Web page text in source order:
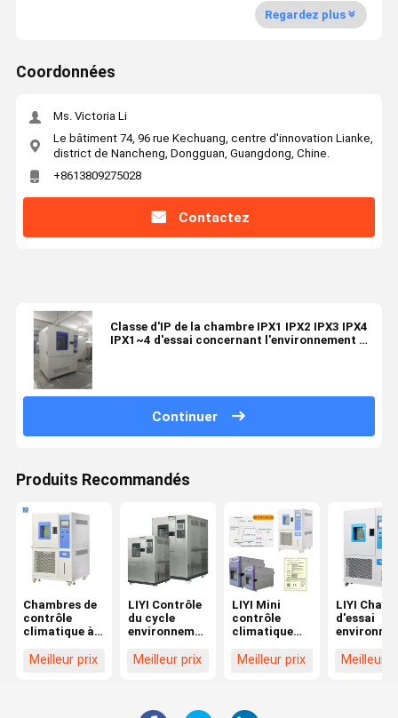
Regardez plus
Coordonnées
Ms. Victoria Li
Le bâtiment 74, 96 rue Kechuang, centre d'innovation Lianke,
district de Nancheng, Dongguan, Guangdong, Chine.
+8613809275028
Contactez
Classe d'IP de la chambre IPX1 IPX2 IPX3 IPX4
IPX1~4 d'essai concernant l'environnement de
Continuer
Produits Recommandés
Chambres de
contrôle
climatique à
et humidité
Meilleur prix
LIYI Contrôle
du cycle
environnemental
Chambre
température
Meilleur prix
LIYI Mini
contrôle
climatique
température
d'humidité
Meilleur prix
LIYI
d'essai
Chambre
Meilleur